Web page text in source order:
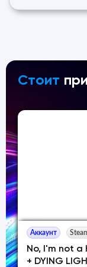
Стоит
Аккаунт
No, I'm not a
+ DYING